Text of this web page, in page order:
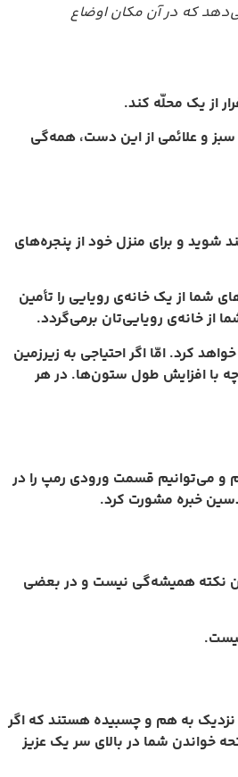
که در آن مکان اوضاع
از یک محلّه کند.
و علائمی از این دست، همه‌گی
شوید و برای منزل خود از پنجره‌های
شما از یک خانه‌ی رویایی را تأمین
از خانه‌ی رویایی‌تان برمی‌گردد.
کرد. امّا اگر احتیاجی به زیرزمین
با افزایش طول ستون‌ها. در هر
و می‌توانیم قسمت ورودی رمپ را در
خبره مشورت کرد.
نکته همیشه‌گی نیست و در بعضی
به هم و چسبیده هستند که اگر
خواندن شما در بالای سر یک عزیز